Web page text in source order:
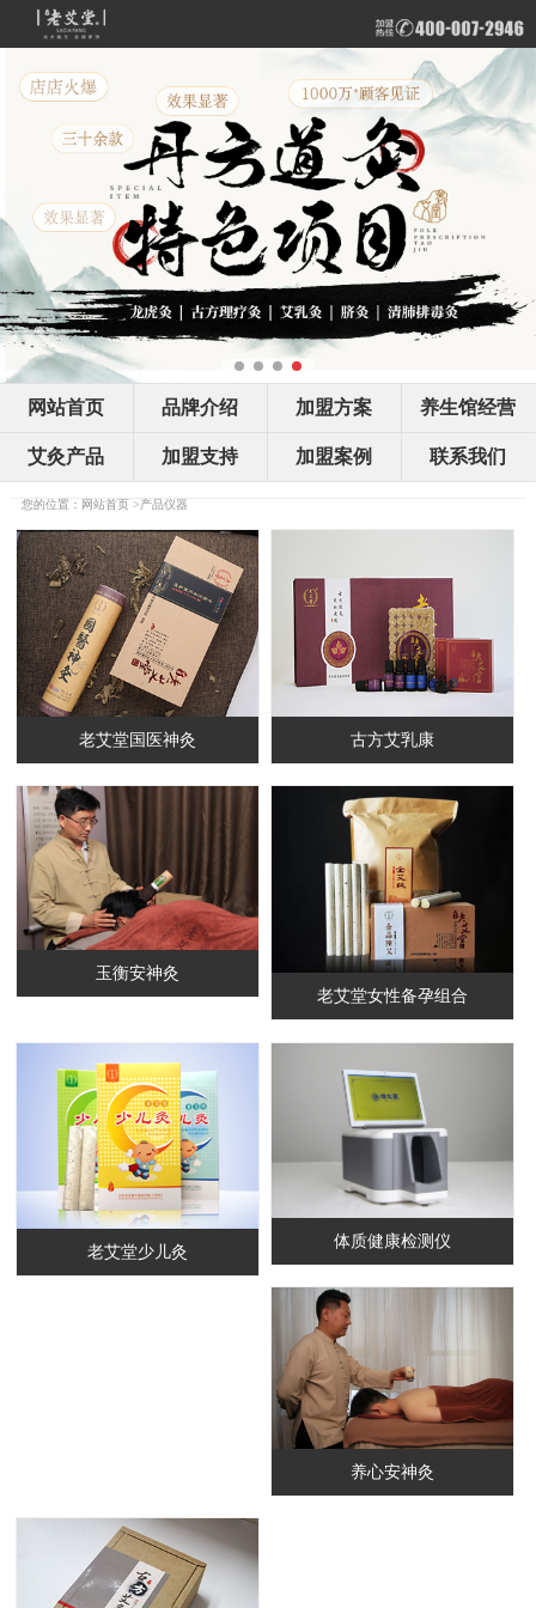
网站首页 品牌介绍 加盟方案 养生馆经营
艾灸产品 加盟支持 加盟案例 联系我们
您的位置： 网站首页>产品仪器
老艾堂国医神灸 古方艾乳康
玉衡安神灸
老艾堂女性备孕组合
老艾堂少儿灸
体质健康检测仪
养心安神灸